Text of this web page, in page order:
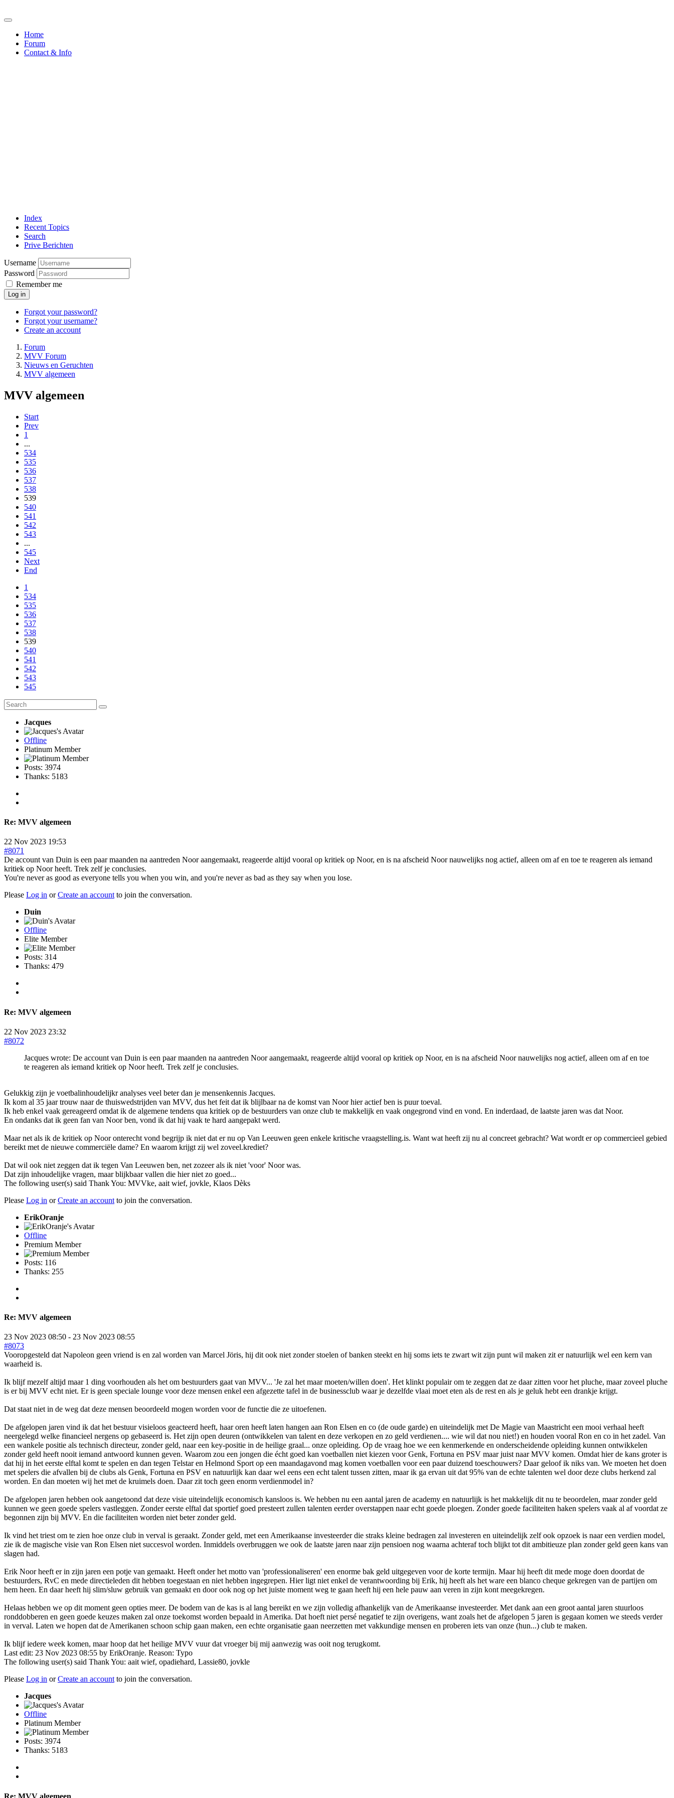
Home
Forum
Contact & Info
Index
Recent Topics
Search
Prive Berichten
Username
Password
Remember me
Log in
Forgot your password?
Forgot your username?
Create an account
Forum
MVV Forum
Nieuws en Geruchten
MVV algemeen
MVV algemeen
Start
Prev
1
...
534
535
536
537
538
539
540
541
542
543
...
545
Next
End
1
534
535
536
537
538
539
540
541
542
543
545
Jacques
Offline
Platinum Member
Posts: 3974
Thanks: 5183
Re: MVV algemeen
22 Nov 2023 19:53
#8071
De account van Duin is een paar maanden na aantreden Noor aangemaakt, reageerde altijd vooral op kritiek op Noor, en is na afscheid Noor nauwelijks nog actief, alleen om af en toe te reageren als iemand
kritiek op Noor heeft. Trek zelf je conclusies.
You're never as good as everyone tells you when you win, and you're never as bad as they say when you lose.
Please Log in orCreate an account to join the conversation.
Duin
Offline
Elite Member
Posts: 314
Thanks: 479
Re: MVV algemeen
22 Nov 2023 23:32
#8072
Jacques wrote: De account van Duin is een paar maanden na aantreden Noor aangemaakt, reageerde altijd vooral op kritiek op Noor, en is na afscheid Noor nauwelijks nog actief, alleen om af en toe
te reageren als iemand kritiek op Noor heeft. Trek zelf je conclusies.
Gelukkig zijn je voetbalinhoudelijkr analyses veel beter dan je mensenkennis Jacques.
Ik kom al 35 jaar trouw naar de thuiswedstrijden van MVV, dus het feit dat ik blijlbaar na de komst van Noor hier actief ben is puur toeval.
Ik heb enkel vaak gereageerd omdat ik de algemene tendens qua kritiek op de bestuurders van onze club te makkelijk en vaak ongegrond vind en vond. En inderdaad, de laatste jaren was dat Noor.
En ondanks dat ik geen fan van Noor ben, vond ik dat hij vaak te hard aangepakt werd.
Maar net als ik de kritiek op Noor onterecht vond begrijp ik niet dat er nu op Van Leeuwen geen enkele kritische vraagstelling.is. Want wat heeft zij nu al concreet gebracht? Wat wordt er op commercieel gebied
bereikt met de nieuwe commerciële dame? En waarom krijgt zij wel zoveel.krediet?
Dat wil ook niet zeggen dat ik tegen Van Leeuwen ben, net zozeer als ik niet 'voor' Noor was.
Dat zijn inhoudelijke vragen, maar blijkbaar vallen die hier niet zo goed...
The following user(s) said Thank You: MVVke, aait wief, jovkle, Klaos Dèks
Please Log in orCreate an account to join the conversation.
ErikOranje
Offline
Premium Member
Posts: 116
Thanks: 255
Re: MVV algemeen
23 Nov 2023 08:50 - 23 Nov 2023 08:55
#8073
Vooropgesteld dat Napoleon geen vriend is en zal worden van Marcel Jöris, hij dit ook niet zonder stoelen of banken steekt en hij soms iets te zwart wit zijn punt wil maken zit er natuurlijk wel een kern van
waarheid is.
Ik blijf mezelf altijd maar 1 ding voorhouden als het om bestuurders gaat van MVV... 'Je zal het maar moeten/willen doen'. Het klinkt populair om te zeggen dat ze daar zitten voor het pluche, maar zoveel pluche
is er bij MVV echt niet. Er is geen speciale lounge voor deze mensen enkel een afgezette tafel in de businessclub waar je dezelfde vlaai moet eten als de rest en als je geluk hebt een drankje krijgt.
Dat staat niet in de weg dat deze mensen beoordeeld mogen worden voor de functie die ze uitoefenen.
De afgelopen jaren vind ik dat het bestuur visieloos geacteerd heeft, haar oren heeft laten hangen aan Ron Elsen en co (de oude garde) en uiteindelijk met De Magie van Maastricht een mooi verhaal heeft
neergelegd welke financieel nergens op gebaseerd is. Het zijn open deuren (ontwikkelen van talent en deze verkopen en zo geld verdienen.... wie wil dat nou niet!) en houden vooral Ron en co in het zadel. Van
een wankele positie als technisch directeur, zonder geld, naar een key-positie in de heilige graal... onze opleiding. Op de vraag hoe we een kenmerkende en onderscheidende opleiding kunnen ontwikkelen
zonder geld heeft nooit iemand antwoord kunnen geven. Waarom zou een jongen die écht goed kan voetballen niet kiezen voor Genk, Fortuna en PSV maar juist naar MVV komen. Omdat hier de kans groter is
dat hij in het eerste elftal komt te spelen en dan tegen Telstar en Helmond Sport op een maandagavond mag komen voetballen voor een paar duizend toeschouwers? Daar geloof ik niks van. We moeten het doen
met spelers die afvallen bij de clubs als Genk, Fortuna en PSV en natuurlijk kan daar wel eens een echt talent tussen zitten, maar ik ga ervan uit dat 95% van de echte talenten wel door deze clubs herkend zal
worden. En dan moeten wij het met de kruimels doen. Daar zit toch geen enorm verdienmodel in?
De afgelopen jaren hebben ook aangetoond dat deze visie uiteindelijk economisch kansloos is. We hebben nu een aantal jaren de academy en natuurlijk is het makkelijk dit nu te beoordelen, maar zonder geld
kunnen we geen goede spelers vastleggen. Zonder eerste elftal dat sportief goed presteert zullen talenten eerder overstappen naar echt goede ploegen. Zonder goede faciliteiten haken spelers vaak al af voordat ze
begonnen zijn bij MVV. En die faciliteiten worden niet beter zonder geld.
Ik vind het triest om te zien hoe onze club in verval is geraakt. Zonder geld, met een Amerikaanse investeerder die straks kleine bedragen zal investeren en uiteindelijk zelf ook opzoek is naar een verdien model,
zie ik de magische visie van Ron Elsen niet succesvol worden. Inmiddels overbruggen we ook de laatste jaren naar zijn pensioen nog waarna achteraf toch blijkt tot dit ambitieuze plan zonder geld geen kans van
slagen had.
Erik Noor heeft er in zijn jaren een potje van gemaakt. Heeft onder het motto van 'professionaliseren' een enorme bak geld uitgegeven voor de korte termijn. Maar hij heeft dit mede moge doen doordat de
bestuurders, RvC en mede directieleden dit hebben toegestaan en niet hebben ingegrepen. Hier ligt niet enkel de verantwoording bij Erik, hij heeft als het ware een blanco cheque gekregen van de partijen om
hem heen. En daar heeft hij slim/sluw gebruik van gemaakt en door ook nog op het juiste moment weg te gaan heeft hij een hele pauw aan veren in zijn kont meegekregen.
Helaas hebben we op dit moment geen opties meer. De bodem van de kas is al lang bereikt en we zijn volledig afhankelijk van de Amerikaanse investeerder. Met dank aan een groot aantal jaren stuurloos
ronddobberen en geen goede keuzes maken zal onze toekomst worden bepaald in Amerika. Dat hoeft niet persé negatief te zijn overigens, want zoals het de afgelopen 5 jaren is gegaan komen we steeds verder
in verval. Laten we hopen dat de Amerikanen schoon schip gaan maken, een echte organisatie gaan neerzetten met vakkundige mensen en proberen iets van onze (hun...) club te maken.
Ik blijf iedere week komen, maar hoop dat het heilige MVV vuur dat vroeger bij mij aanwezig was ooit nog terugkomt.
Last edit: 23 Nov 2023 08:55 by ErikOranje. Reason: Typo
The following user(s) said Thank You: aait wief, opadiehard, Lassie80, jovkle
Please Log in orCreate an accountto join the conversation.
Jacques
Offline
Platinum Member
Posts: 3974
Thanks: 5183
Re: MVV algemeen